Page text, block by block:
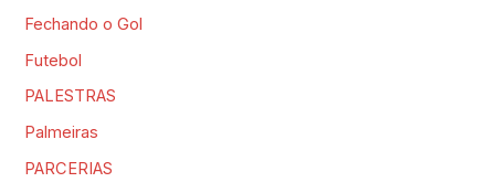
Fechando o Gol
Futebol
PALESTRAS
Palmeiras
PARCERIAS